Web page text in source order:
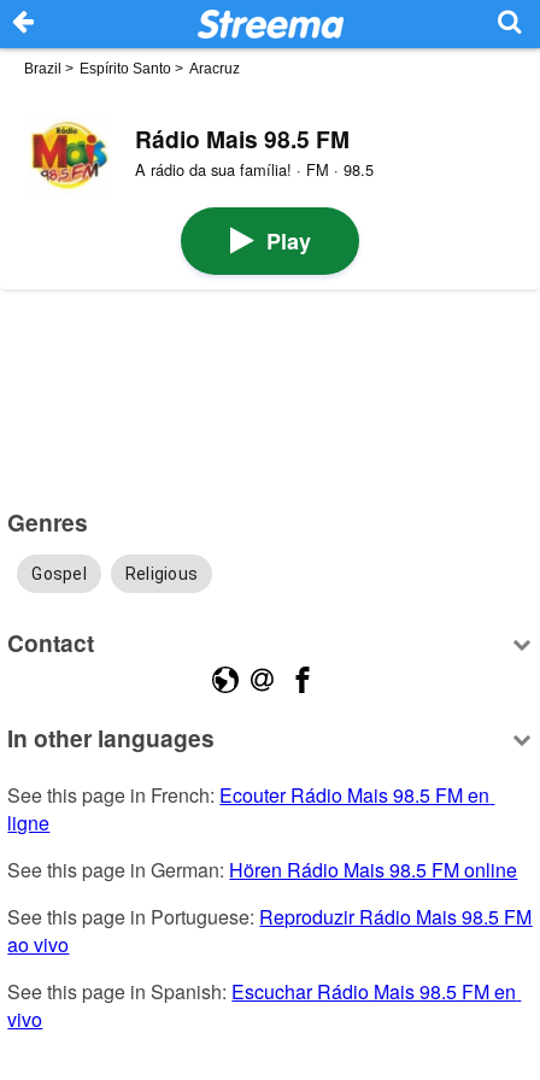
Brazil > Espírito Santo > Aracruz
Rádio Mais 98.5 FM
A rádio da sua família! · FM · 98.5
Play
Genres
Gospel Religious
Contact
In other languages
See this page in French: Ecouter Rádio Mais 98.5 FM en
ligne
See this page in German: Hören Rádio Mais 98.5 FM online
See this page in Portuguese: Reproduzir Rádio Mais 98.5 FM
ao vivo
See this page in Spanish: Escuchar Rádio Mais 98.5 FM en
vivo